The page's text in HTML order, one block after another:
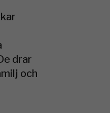
drar
och